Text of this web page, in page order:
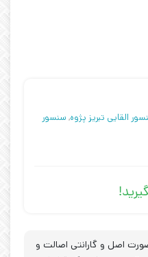
القایی تبریز پژوه, سنسور
اصل و گارانتی اصالت و